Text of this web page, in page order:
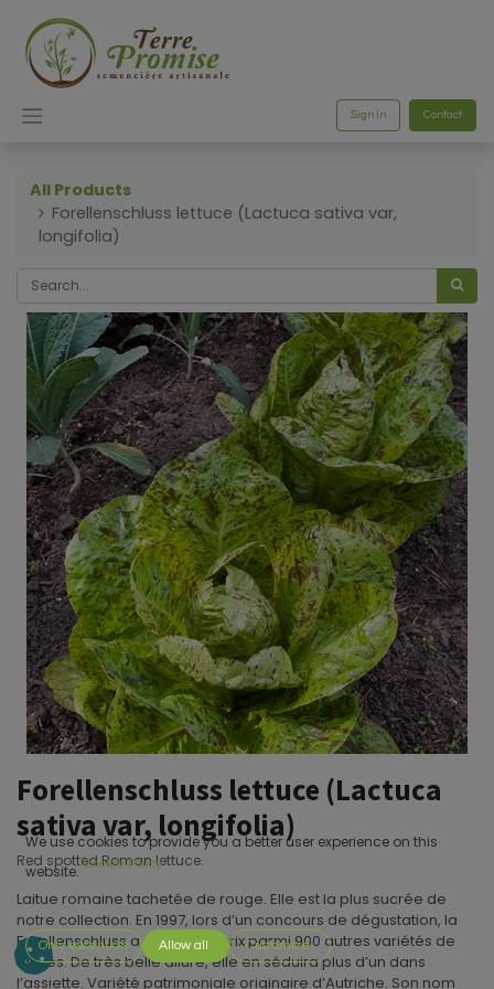
Sign in Contact
All Products
Forellenschluss lettuce (Lactuca sativa var,
longifolia)
Forellenschluss lettuce (Lactuca
sativa var, longifolia)
Red spotted Roman lettuce.
Laitue romaine tachetée de rouge. Elle est la plus sucrée de
notre collection. En 1997, lors d’un concours de dégustation, la
Forellenschluss a reçu le 1er prix parmi 900 autres variétés de
laitues. De très belle allure, elle en séduira plus d’un dans
l’assiette. Variété patrimoniale originaire d’Autriche. Son nom
We use cookies to provide you a better user experience on this
website. Cookie Policy
Only essentials Allow all Customize